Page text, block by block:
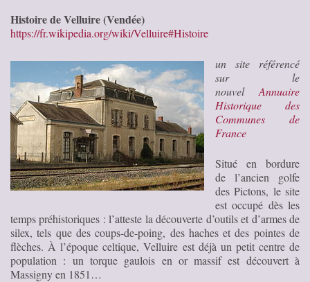
Histoire de Velluire (Vendée)
https://fr.wikipedia.org/wiki/Velluire#Histoire
un site référencé
sur le
nouvel Annuaire
Historique des
Communes de
France
Situé en bordure
de l’ancien golfe
des Pictons, le site
est occupé dès les
temps préhistoriques : l’atteste la découverte d’outils et d’armes de
silex, tels que des coups-de-poing, des haches et des pointes de
flèches. À l’époque celtique, Velluire est déjà un petit centre de
population : un torque gaulois en or massif est découvert à
Massigny en 1851…